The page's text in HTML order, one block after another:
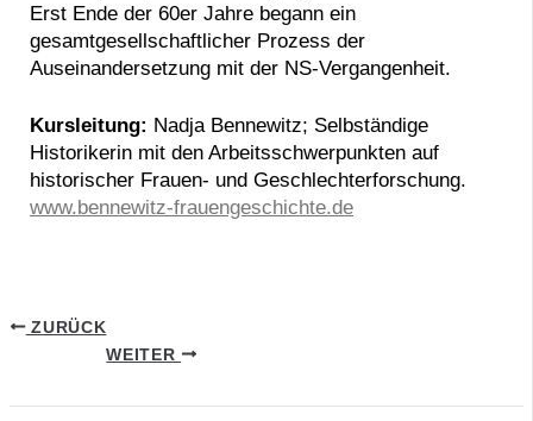
Erst Ende der 60er Jahre begann ein
gesamtgesellschaftlicher Prozess der
Auseinandersetzung mit der NS-Vergangenheit.
Kursleitung: Nadja Bennewitz; Selbständige
Historikerin mit den Arbeitsschwerpunkten auf
historischer Frauen- und Geschlechterforschung.
www.bennewitz-frauengeschichte.de
ZURÜCK
WEITER